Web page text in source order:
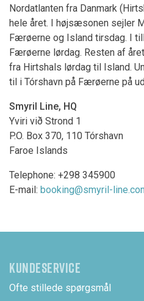
Nordatlanten fra Danmark
hele året. I højsæsonen sejler
Færøerne og Island tirsdag. I
Færøerne lørdag. Resten af
fra Hirtshals lørdag til Island.
til i Tórshavn på Færøerne på
Smyril Line, HQ
Yviri við Strond 1
P.O. Box 370, 110 Tórshavn
Faroe Islands
Telephone: +298 345900
E-mail: booking@smyril-
KUNDESERVICE
Ofte stillede spørgsmål